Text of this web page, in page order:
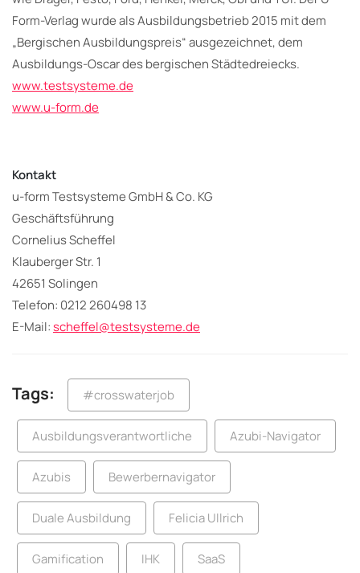
Form-Verlag wurde als Ausbildungsbetrieb 2015 mit dem
„Bergischen Ausbildungspreis“ ausgezeichnet, dem
Ausbildungs-Oscar des bergischen Städtedreiecks.
www.testsysteme.de
www.u-form.de
Kontakt
u-form Testsysteme GmbH & Co. KG
Geschäftsführung
Cornelius Scheffel
Klauberger Str. 1
42651 Solingen
Telefon: 0212 260498 13
E-Mail:scheffel@testsysteme.de
Tags: #crosswaterjob
Ausbildungsverantwortliche Azubi-Navigator
Azubis Bewerbernavigator
Duale Ausbildung Felicia Ullrich
Gamification IHK SaaS